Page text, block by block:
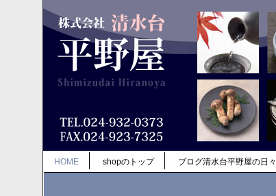
HOME shopのトップ ブログ清水台平野屋の日々